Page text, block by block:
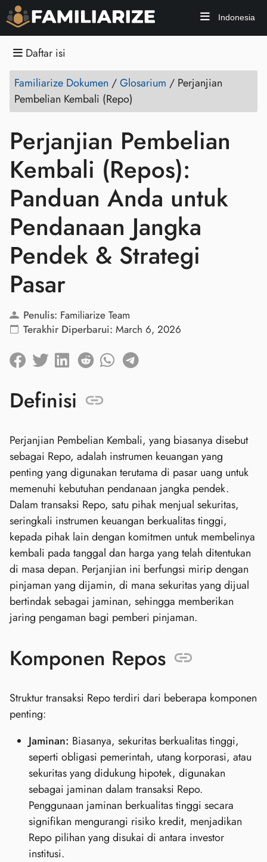
Indonesia
Daftar isi
Familiarize Dokumen /Glosarium / Perjanjian
Pembelian Kembali (Repo)
Perjanjian Pembelian
Kembali (Repos):
Panduan Anda untuk
Pendanaan Jangka
Pendek & Strategi
Pasar
Penulis: Familiarize Team
Terakhir Diperbarui: March 6, 2026
Definisi
Perjanjian Pembelian Kembali, yang biasanya disebut
sebagai Repo, adalah instrumen keuangan yang
penting yang digunakan terutama di pasar uang untuk
memenuhi kebutuhan pendanaan jangka pendek.
Dalam transaksi Repo, satu pihak menjual sekuritas,
seringkali instrumen keuangan berkualitas tinggi,
kepada pihak lain dengan komitmen untuk membelinya
kembali pada tanggal dan harga yang telah ditentukan
di masa depan. Perjanjian ini berfungsi mirip dengan
pinjaman yang dijamin, di mana sekuritas yang dijual
bertindak sebagai jaminan, sehingga memberikan
jaring pengaman bagi pemberi pinjaman.
Komponen Repos
Struktur transaksi Repo terdiri dari beberapa komponen
penting:
Jaminan: Biasanya, sekuritas berkualitas tinggi,
seperti obligasi pemerintah, utang korporasi, atau
sekuritas yang didukung hipotek, digunakan
sebagai jaminan dalam transaksi Repo.
Penggunaan jaminan berkualitas tinggi secara
signifikan mengurangi risiko kredit, menjadikan
Repo pilihan yang disukai di antara investor
institusi.